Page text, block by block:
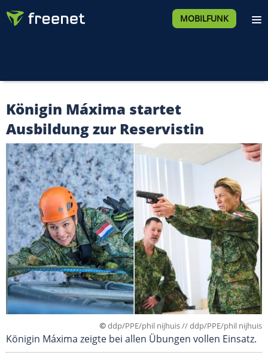
MOBILFUNK
Königin Máxima startet
Ausbildung zur Reservistin
©ddp/PPE/phil nijhuis // ddp/PPE/phil nijhuis
Königin Máxima zeigte bei allen Übungen vollen Einsatz.